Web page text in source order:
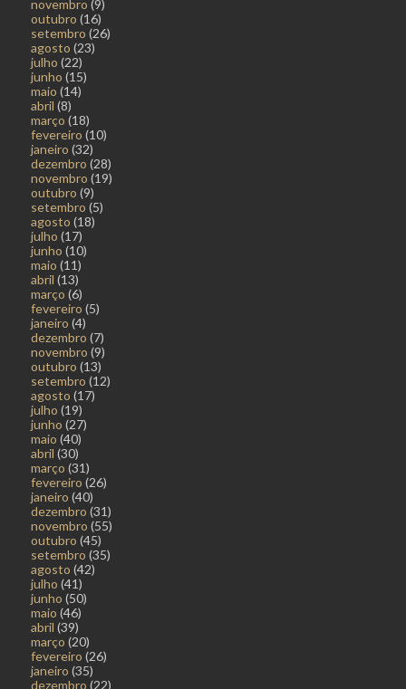
novembro (9)
outubro (16)
setembro (26)
agosto (23)
julho (22)
junho (15)
maio (14)
abril (8)
março (18)
fevereiro (10)
janeiro (32)
dezembro (28)
novembro (19)
outubro (9)
setembro (5)
agosto (18)
julho (17)
junho (10)
maio (11)
abril (13)
março (6)
fevereiro (5)
janeiro (4)
dezembro (7)
novembro (9)
outubro (13)
setembro (12)
agosto (17)
julho (19)
junho (27)
maio (40)
abril (30)
março (31)
fevereiro (26)
janeiro (40)
dezembro (31)
novembro (55)
outubro (45)
setembro (35)
agosto (42)
julho (41)
junho (50)
maio (46)
abril (39)
março (20)
fevereiro (26)
janeiro (35)
dezembro (22)